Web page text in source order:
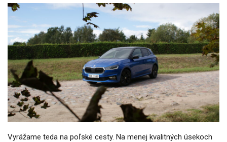
Vyrážame teda na poľské cesty. Na menej kvalitných úsekoch